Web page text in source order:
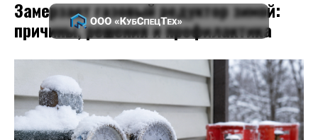
Замерзает газовый редуктор зимой:
причины, решения и профилактика